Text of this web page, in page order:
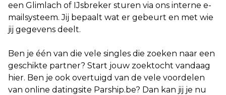
een Glimlach of IJsbreker sturen via ons interne e-
mailsysteem. Jij bepaalt wat er gebeurt en met wie
jij gegevens deelt.
Ben je één van die vele singles die zoeken naar een
geschikte partner? Start jouw zoektocht vandaag
hier. Ben je ook overtuigd van de vele voordelen
van online datingsite Parship.be? Dan kan jij je nu